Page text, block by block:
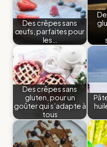
Des crêpes sans
œufs, parfaites pour
les…
Des crêpes sans
gluten, pour un
goûter qui s’adapte à
tous